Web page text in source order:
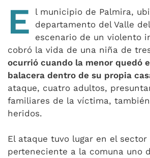
E
l municipio de Palmira,
departamento del Valle
escenario de un violento
cobró la vida de una niña de
ocurrió cuando la menor quedó
balacera dentro de su propia
ataque, cuatro adultos,
familiares de la víctima,
heridos.
El ataque tuvo lugar en el sector
perteneciente a la comuna uno